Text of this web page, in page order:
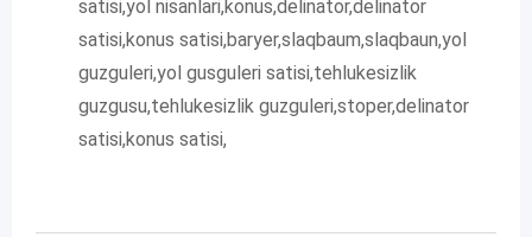
satisi,yol nisanlari,konus,delinator,delinator
satisi,konus satisi,baryer,slaqbaum,slaqbaun,yol
guzguleri,yol gusguleri satisi,tehlukesizlik
guzgusu,tehlukesizlik guzguleri,stoper,delinator
satisi,konus satisi,